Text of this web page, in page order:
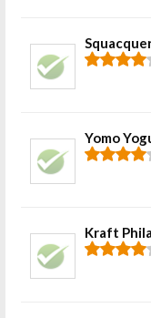
Yomo
Kraft